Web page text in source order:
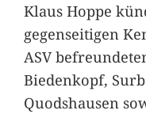
Klaus Hoppe
gegenseitigen
ASV
Biedenkopf,
Quodshausen